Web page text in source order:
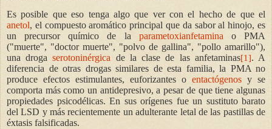
Es posible que eso tenga algo que ver con el hecho de que el
anetol, el compuesto aromático principal que da sabor al hinojo, es
un precursor químico de la parametoxianfetamina o PMA
("muerte", "doctor muerte", "polvo de gallina", "pollo amarillo"),
una drogaserotoninérgica de la clase de las anfetaminas[1]. A
diferencia de otras drogas similares de esta familia, la PMA no
produce efectos estimulantes, euforizantes o entactógenos y se
comporta más como un antidepresivo, a pesar de que tiene algunas
propiedades psicodélicas. En sus orígenes fue un sustituto barato
del LSD y más recientemente un adulterante letal de las pastillas de
éxtasis falsificadas.